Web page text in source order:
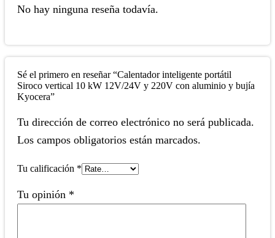
No hay ninguna reseña todavía.
Sé el primero en reseñar “Calentador inteligente portátil
Siroco vertical 10 kW 12V/24V y 220V con aluminio y bujía
Kyocera”
Tu dirección de correo electrónico no será publicada.
Los campos obligatorios están marcados.
Tu calificación *
Tu opinión *